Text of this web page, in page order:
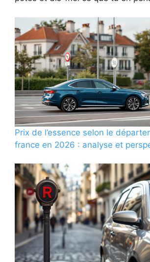
Prix de l’essence selon le
france en 2026 : analyse et